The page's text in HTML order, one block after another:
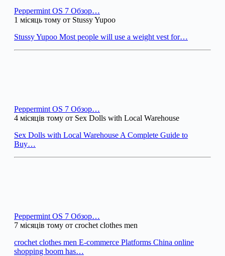
Peppermint OS 7 Обзор…
1 місяць тому от Stussy Yupoo
Stussy Yupoo Most people will use a weight vest for…
Peppermint OS 7 Обзор…
4 місяців тому от Sex Dolls with Local Warehouse
Sex Dolls with Local Warehouse A Complete Guide to
Buy…
Peppermint OS 7 Обзор…
7 місяців тому от crochet clothes men
crochet clothes men E-commerce Platforms China online
shopping boom has…